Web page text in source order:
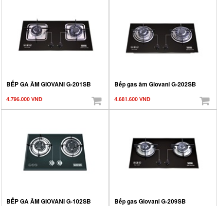
BẾP GA ÂM GIOVANI G-201SB
4.796.000 VNĐ
Bếp gas âm Giovani G-202SB
4.681.600 VNĐ
BẾP GA ÂM GIOVANI G-102SB Bếp gas Giovani G-209SB